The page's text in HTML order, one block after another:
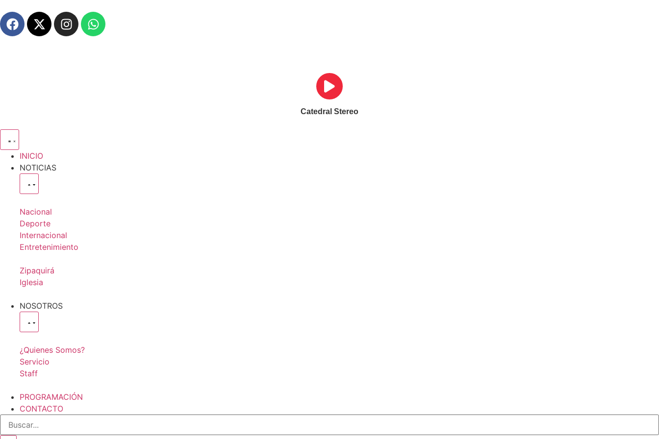
Catedral Stereo
INICIO
NOTICIAS
Nacional
Deporte
Internacional
Entretenimiento
Zipaquirá
Iglesia
NOSOTROS
¿Quienes Somos?
Servicio
Staff
PROGRAMACIÓN
CONTACTO